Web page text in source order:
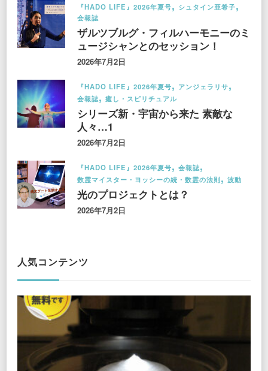
『HADO LIFE』2026年夏号
シュタイン亜希子
会報誌
ザルツブルグ・フィルハーモニーのミ
ュージシャンとのセッション！
2026年7月2日
『HADO LIFE』2026年夏号
アンジェラリサ
会報誌
癒し・スピリチュアル
シリーズ新・宇宙から来た 素敵な
人々…1
2026年7月2日
『HADO LIFE』2026年夏号
会報誌
数霊マイスター・ヨッシーの続・数霊の法則
波動
光のプロジェクトとは？
2026年7月2日
人気コンテンツ